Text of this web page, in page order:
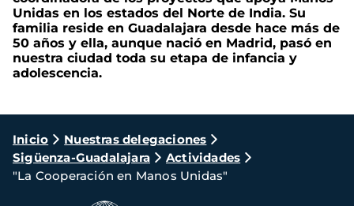
Unidas en los estados del Norte de India. Su
familia reside en Guadalajara desde hace más de
50 años y ella, aunque nació en Madrid, pasó en
nuestra ciudad toda su etapa de infancia y
adolescencia.
Ruta
de
navegación
Inicio
Nuestras delegaciones
Sigüenza-Guadalajara
Actividades
"La Cooperación en Manos Unidas"